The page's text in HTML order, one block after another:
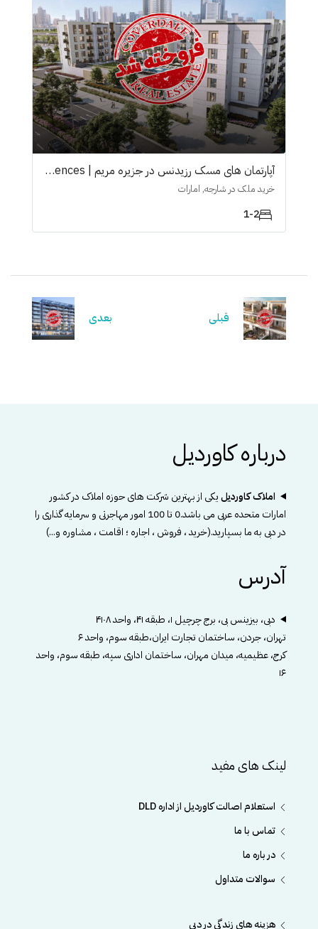
آپارتمان های مسک رزیدنس در جزیرە مریم | Mesk Residences
خرید ملک در شارجه, امارات
1-2
قبلی بعدی
درباره کاوردیل
املاک کاوردیلیکی از بهترین شرکت های حوزه املاک در کشور
امارات متحده عربی می باشد.0 تا 100 امور مهاجرتی و سرمایه گذاری را
در دبی به ما بسپارید.(خرید ، فروش ، اجاره ؛ اقامت ، مشاوره و...)
آدرس
دبی، بیزینس بی، برج چرچیل ۱، طبقه ۴۱، واحد ۴۱۰۸
تهران، جردن، ساختمان تجارت ایران،طبقه سوم، واحد ۶
کرج، عظیمیه، میدان مهران، ساختمان اداری سپه، طبقه سوم، واحد
۱۶
لینک های مفید
استعلام اصالت کاوردیل از اداره DLD
تماس با ما
در باره ما
سوالات متداول
هزینه های زندگی در دبی